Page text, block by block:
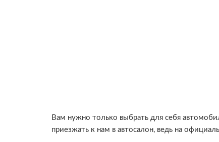
Вам нужно только выбрать для себя
приезжать к нам в автосалон, ведь на